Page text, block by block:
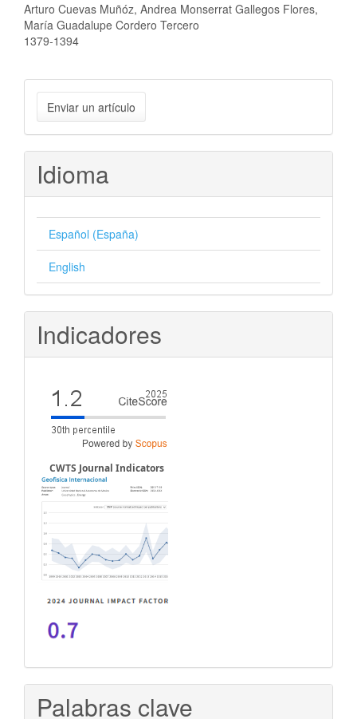
Arturo Cuevas Muñóz, Andrea Monserrat Gallegos Flores,
María Guadalupe Cordero Tercero
1379-1394
Enviar
un
artículo
Enviar un artículo
Idioma
Español (España)
English
Indicadores
CWTS Journal Indicators
Palabras clave